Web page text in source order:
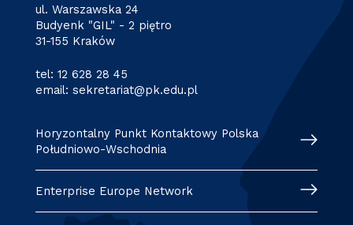
ul. Warszawska 24
Budyenk "GIL" - 2 piętro
31-155 Kraków
tel: 12 628 28 45
email: sekretariat@pk.edu.pl
Horyzontalny Punkt Kontaktowy Polska
Południowo-Wschodnia
Enterprise Europe Network